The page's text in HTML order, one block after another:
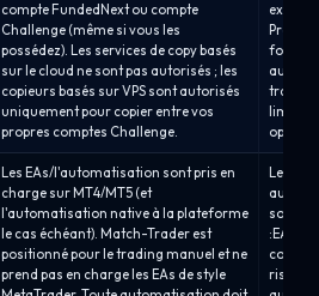
compte FundedNext ou compte
Challenge (même si vous les
possédez). Les services de copy basés
sur le cloud ne sont pas autorisés ; les
copieurs basés sur VPS sont autorisés
uniquement pour copier entre vos
propres comptes Challenge.
trading
limites
Les EAs/l'automatisation sont pris en
charge sur MT4/MT5 (et
l'automatisation native à la plateforme
le cas échéant). Match-Trader est
positionné pour le trading manuel et ne
prend pas en charge les EAs de style
Les
sous
:EAs
risques